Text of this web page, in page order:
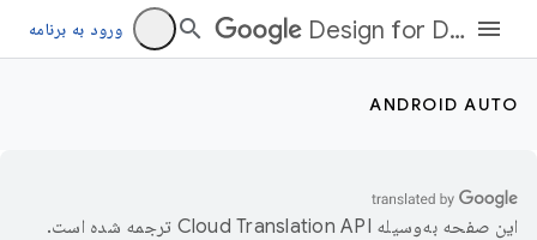
Design for Driving ورود به برنامه
ANDROID AUTO
این صفحه به‌وسیله ترجمه شده است.